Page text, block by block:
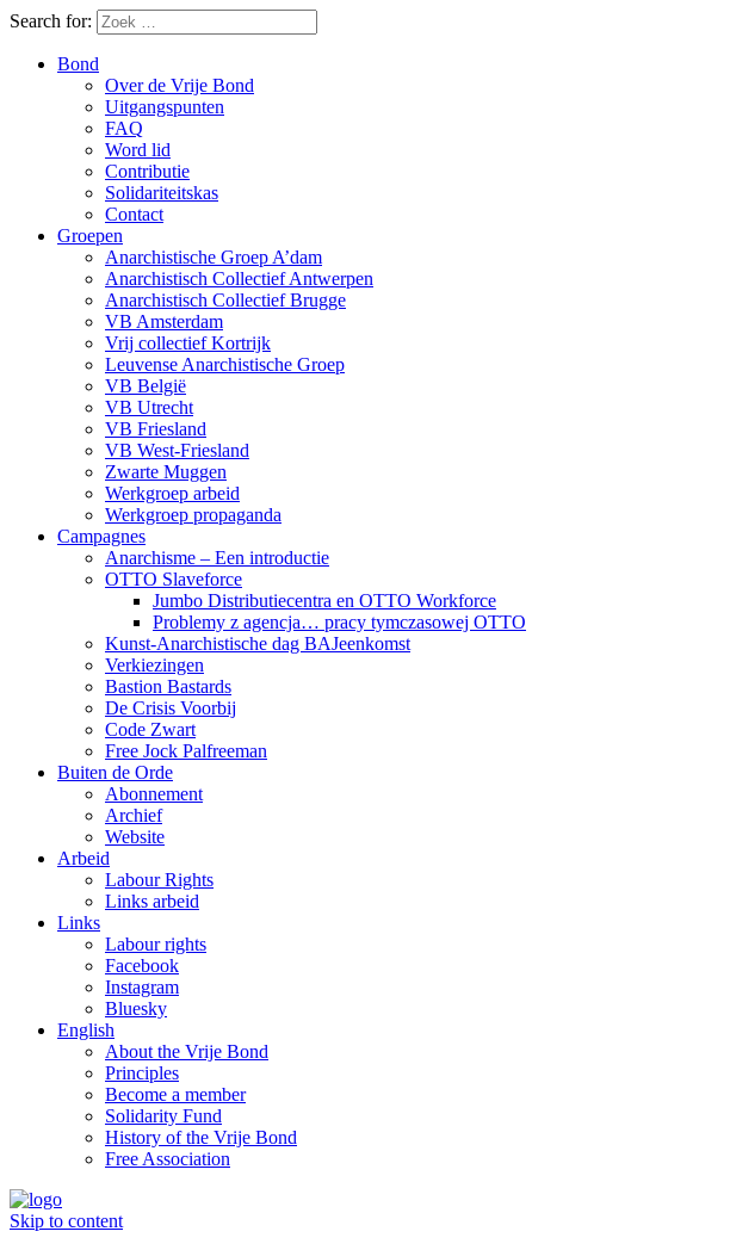
Search for:
Bond
Over de Vrije Bond
Uitgangspunten
FAQ
Word lid
Contributie
Solidariteitskas
Contact
Groepen
Anarchistische Groep A’dam
Anarchistisch Collectief Antwerpen
Anarchistisch Collectief Brugge
VB Amsterdam
Vrij collectief Kortrijk
Leuvense Anarchistische Groep
VB België
VB Utrecht
VB Friesland
VB West-Friesland
Zwarte Muggen
Werkgroep arbeid
Werkgroep propaganda
Campagnes
Anarchisme – Een introductie
OTTO Slaveforce
Jumbo Distributiecentra en OTTO Workforce
Problemy z agencja… pracy tymczasowej OTTO
Kunst-Anarchistische dag BAJeenkomst
Verkiezingen
Bastion Bastards
De Crisis Voorbij
Code Zwart
Free Jock Palfreeman
Buiten de Orde
Abonnement
Archief
Website
Arbeid
Labour Rights
Links arbeid
Links
Labour rights
Facebook
Instagram
Bluesky
English
About the Vrije Bond
Principles
Become a member
Solidarity Fund
History of the Vrije Bond
Free Association
Skip to content